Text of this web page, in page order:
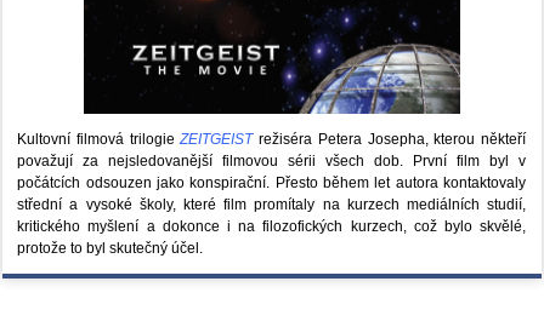
Kultovní filmová trilogieZEITGEISTrežiséra Petera Josepha, kterou někteří
považují za nejsledovanější filmovou sérii všech dob. První film byl v
počátcích odsouzen jako konspirační. Přesto během let autora kontaktovaly
střední a vysoké školy, které film promítaly na kurzech mediálních studií,
kritického myšlení a dokonce i na filozofických kurzech, což bylo skvělé,
protože to byl skutečný účel.